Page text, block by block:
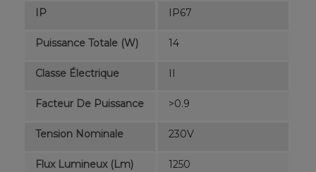
IP IP67
Puissance Totale (W) 14
Classe Électrique II
Facteur De Puissance >0.9
Tension Nominale 230V
Flux Lumineux (lm) 1250